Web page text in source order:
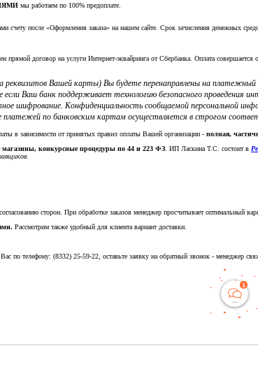
мы работаем по 100% предоплате.
после «Оформления заказа» на нашем сайте. Срок зачисления денежных
прямой договор на услуги Интернет-эквайринга от Сбербанка. Оплата
реквизитов Вашей карты) Вы будете перенаправлены на
если Ваш банк поддерживает технологию безопасного
шифрование. Конфиденциальность сообщаемой персональной
платежей по банковским картам осуществляется в строгом
в зависимости от принятых правил оплаты Вашей организации - полная,
конкурсные процедуры по 44 и 223 ФЗ . ИП Ласкина Т.С. состоит в
сторон. При обработке заказов менеджер просчитывает оптимальный
Рассмотрим также удобный для клиента вариант доставки.
Вас по телефону: (8332) 25-59-22, оставьте заявку на обратный звонок - менеджер